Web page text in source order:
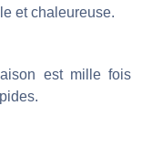
et chaleureuse.
est mille fois